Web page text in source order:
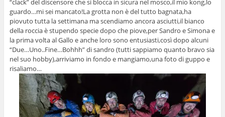
guardo…mi sei mancato!La grotta non è del tutto bagnata,ha
piovuto tutta la settimana ma scendiamo ancora asciutti,il bianco
della roccia è stupendo specie dopo che piove,per Sandro e Simona e
la prima volta al Gallo e anche loro sono entusiasti,così dopo alcuni
“Due…Uno..Fine…Bohhh” di sandro (tutti sappiamo quanto bravo sia
nel suo hobby),arriviamo in fondo e mangiamo,una foto di guppo e
risaliamo…